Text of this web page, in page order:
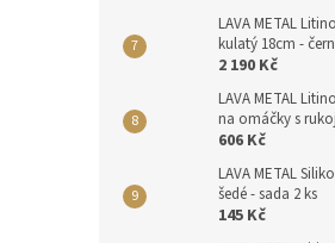
LAVA METAL
kulatý 18cm -
2 190 Kč
LAVA METAL
na omáčky s
606 Kč
LAVA METAL
šedé - sada 2 ks
145 Kč